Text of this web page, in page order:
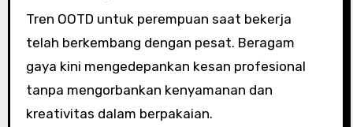
Tren OOTD untuk perempuan saat bekerja
telah berkembang dengan pesat. Beragam
gaya kini mengedepankan kesan profesional
tanpa mengorbankan kenyamanan dan
kreativitas dalam berpakaian.